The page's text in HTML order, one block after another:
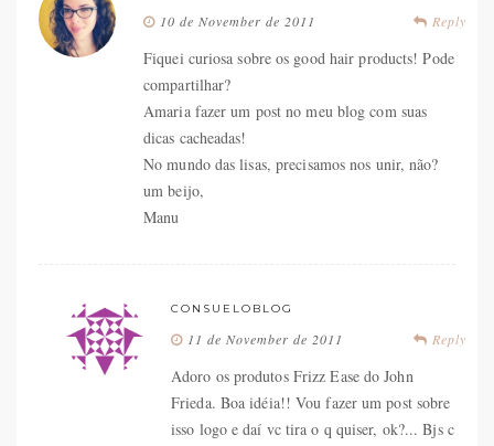
Reply
10 de November de 2011
Fiquei curiosa sobre os good hair products! Pode
compartilhar?
Amaria fazer um post no meu blog com suas
dicas cacheadas!
No mundo das lisas, precisamos nos unir, não?
um beijo,
Manu
CONSUELOBLOG
Reply
11 de November de 2011
Adoro os produtos Frizz Ease do John
Frieda. Boa idéia!! Vou fazer um post sobre
isso logo e daí vc tira o q quiser, ok?... Bjs c